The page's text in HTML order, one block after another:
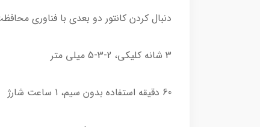
دنبال کردن کانتور دو بعدی با فناوری
3 شانه کلیکی، 2-3-5 میلی متر
60 دقیقه استفاده بدون سیم، 1 ساعت شارژ